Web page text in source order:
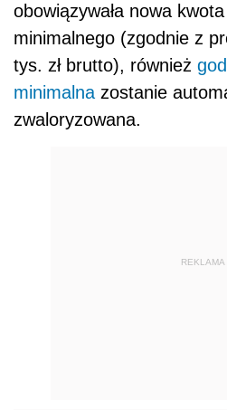
obowiązywała nowa
minimalnego (zgodnie z
tys. zł brutto), również
minimalnazostanie
zwaloryzowana.
REKLAMA